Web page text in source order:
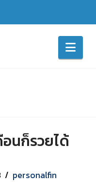
นก็รวยได้
personalfin